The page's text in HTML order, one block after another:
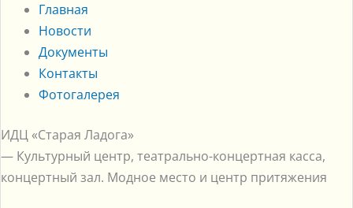
Главная
Новости
Документы
Контакты
Фотогалерея
ИДЦ «Старая Ладога»
— Культурный центр, театрально-концертная касса,
концертный зал. Модное место и центр притяжения